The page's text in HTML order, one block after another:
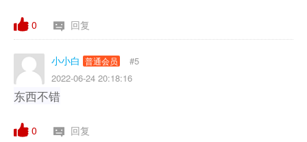
0 回复
小小白 普通会员
#5
2022-06-24 20:18:16
东西不错
0 回复